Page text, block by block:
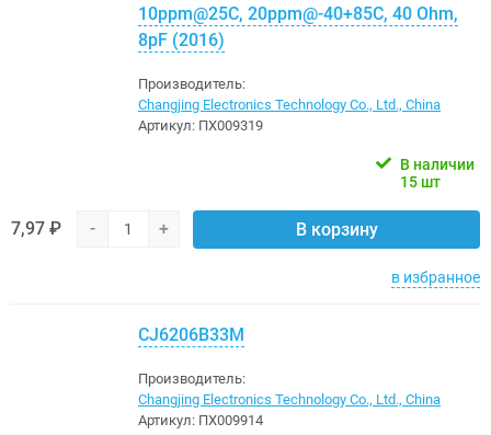
10ppm@25C, 20ppm@-40+85C, 40 Ohm,
8pF (2016)
Производитель:
Changjing Electronics Technology Co., Ltd., China
Артикул: ПХ009319
В наличии
15 шт
7,97 ₽ - + В корзину
в избранное
CJ6206B33M
Производитель:
Changjing Electronics Technology Co., Ltd., China
Артикул: ПХ009914